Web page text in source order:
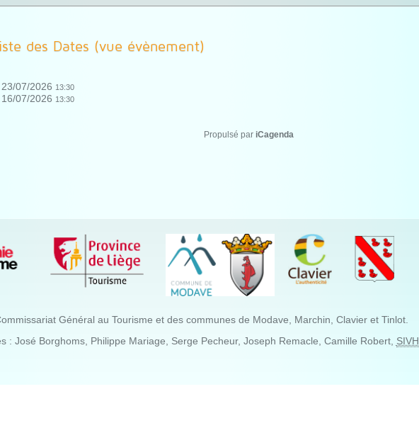
des Dates (vue évènement)
23/07/2026 13:30
16/07/2026 13:30
Propulsé par iCagenda
Général au Tourisme et des communes de Modave, Marchin, Clavier et Tinlot.
: José Borghoms, Philippe Mariage, Serge Pecheur, Joseph Remacle, Camille Robert, SIVH